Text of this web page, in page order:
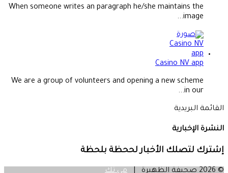
When someone writes an paragraph he/she maintains the
image...
Casino NV app
We are a group of volunteers and opening a new scheme
in our...
القائمة البريدية
النشرة الإخبارية
إشترك لتصلك الأخبار لححظة بلحظة
© 2026 صحيفة الظهيرة | مي تك